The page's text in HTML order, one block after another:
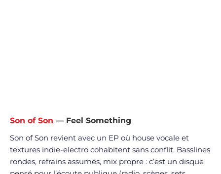
Son of Son — Feel Something
Son of Son revient avec un EP où house vocale et
textures indie-electro cohabitent sans conflit. Basslines
rondes, refrains assumés, mix propre : c’est un disque